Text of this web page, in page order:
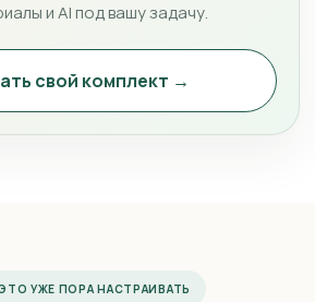
и AI под вашу задачу.
свой комплект →
УЖЕ ПОРА НАСТРАИВАТЬ